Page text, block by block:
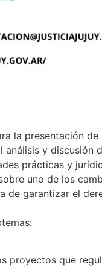
la presentación
análisis y discusión
prácticas y
uno de los
de garantizar el
proyectos que